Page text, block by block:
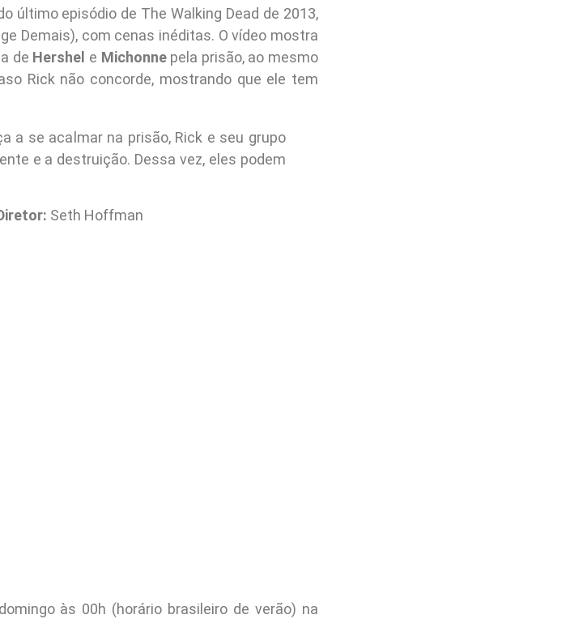
último episódio de The Walking Dead de 2013,
Demais), com cenas inéditas. O vídeo mostra
de Hershel e Michonnepela prisão, ao mesmo
Rick não concorde, mostrando que ele tem
a se acalmar na prisão, Rick e seu grupo
e a destruição. Dessa vez, eles podem
Seth Hoffman
às 00h (horário brasileiro de verão) na